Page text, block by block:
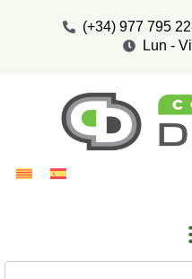
(+34) 977 795
Lun -